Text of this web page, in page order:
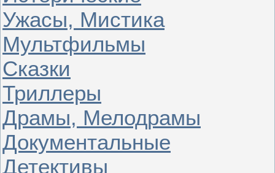
Ужасы, Мистика
Мультфильмы
Сказки
Триллеры
Драмы, Мелодрамы
Документальные
Детективы